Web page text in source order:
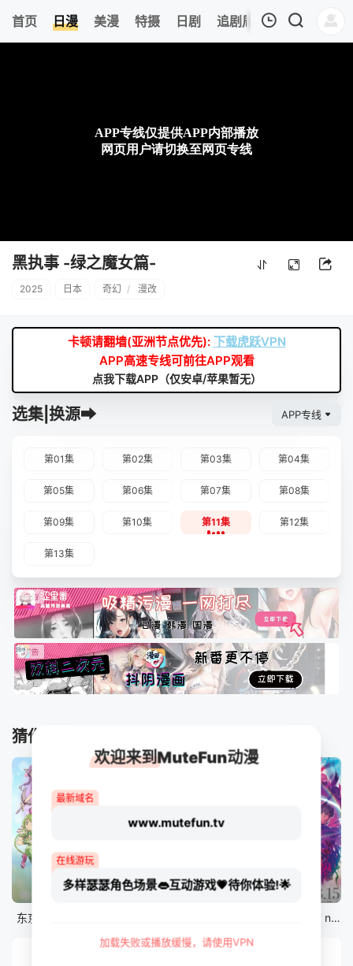
首页 日漫 美漫 特摄 日剧 追剧周表 今日更新
黑执事 -绿之魔女篇-
2025 日本 奇幻 / 漫改
卡顿请翻墙(亚洲节点优先): 下载虎跃VPN
APP高速专线可前往APP观看
点我下载APP（仅安卓/苹果暂无）
选集|换源➡ APP专线
第01集 第02集 第03集 第04集
第05集 第06集 第07集 第08集
第09集 第10集 第11集 第12集
第13集
猜你喜欢
12集全
东京猫猫 NEW～♡
12集全 剧场版
剧场版 Fate/stay night [Heaven&#039;s Feel] III.spring song
欢迎来到MuteFun动漫
最新域名
www.mutefun.tv
在线游玩
多样瑟瑟角色场景👄互动游戏💗待你体验!🌟
加载失败或播放缓慢，请使用VPN